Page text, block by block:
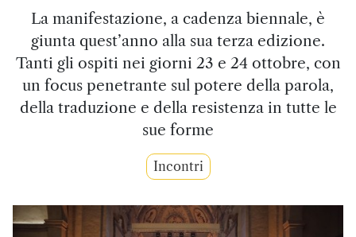
La manifestazione, a cadenza biennale, è
giunta quest’anno alla sua terza edizione.
Tanti gli ospiti nei giorni 23 e 24 ottobre, con
un focus penetrante sul potere della parola,
della traduzione e della resistenza in tutte le
sue forme
Incontri